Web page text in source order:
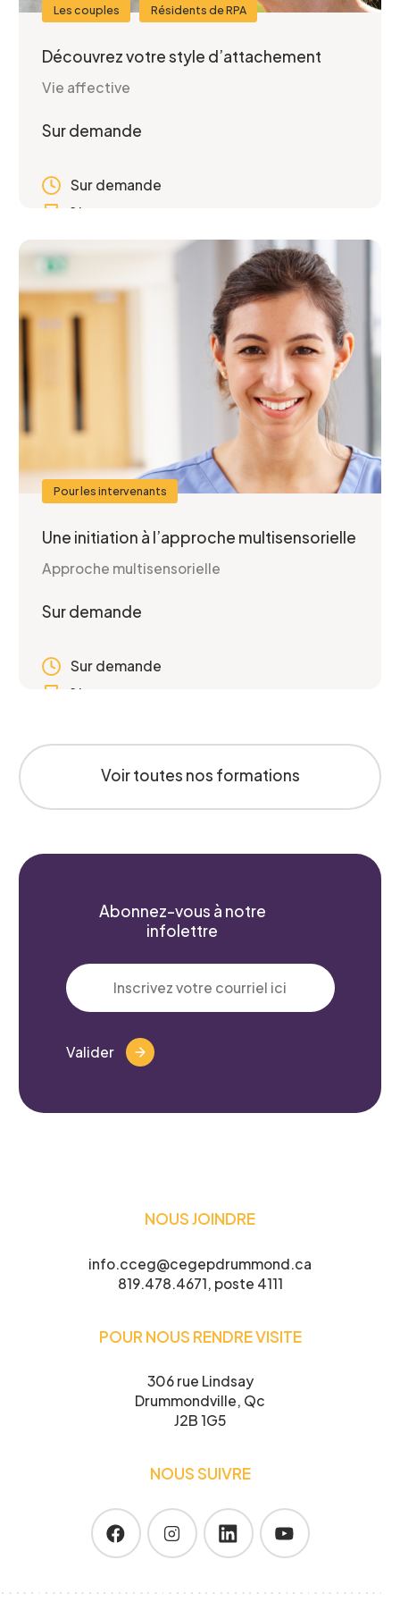
Les couples Résidents de RPA
Découvrez votre style d’attachement
Vie affective
Sur demande
Sur demande
1 heure
Pour les intervenants
Une initiation à l’approche multisensorielle
Approche multisensorielle
Sur demande
Sur demande
1 heure
Voir toutes nos formations
Abonnez-vous à notre
infolettre
Valider
NOUS JOINDRE
info.cceg@cegepdrummond.ca
819.478.4671, poste 4111
POUR NOUS RENDRE VISITE
306 rue Lindsay
Drummondville, Qc
J2B 1G5
NOUS SUIVRE
participer
Je confirme l’exactitude de mes informations,